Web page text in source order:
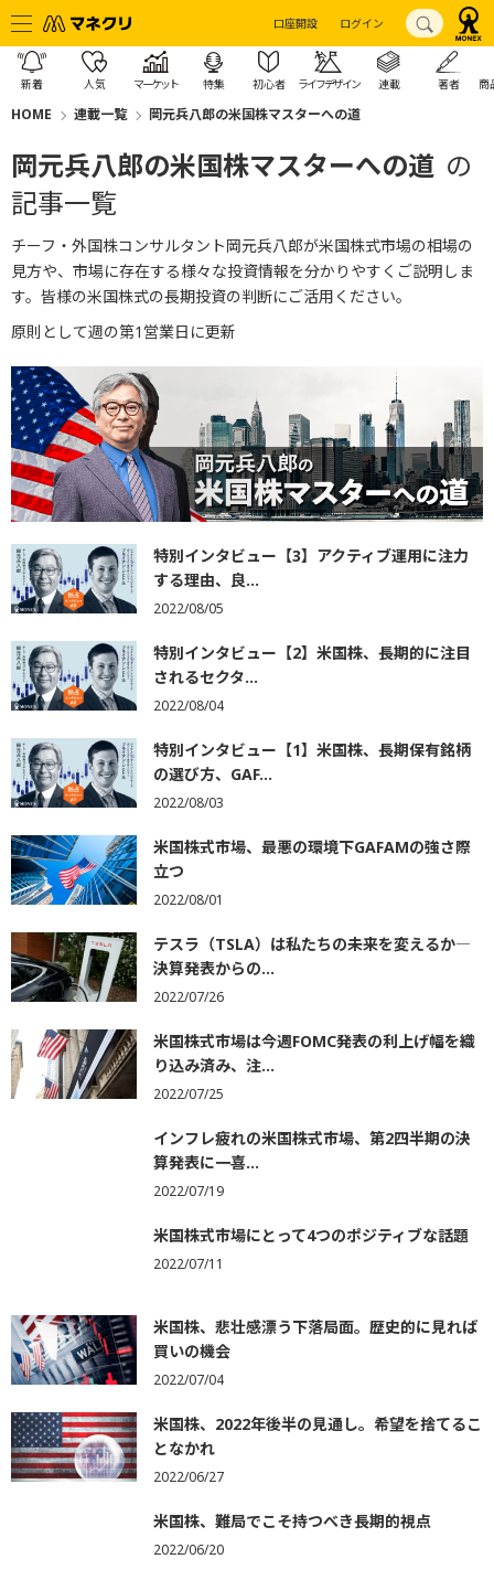
口座開設 ログイン
新着 人気 マーケット 特集 初心者 ライフデザイン 連載 著者 商
HOME 連載一覧 岡元兵八郎の米国株マスターへの道
岡元兵八郎の米国株マスターへの道 の
記事一覧
チーフ・ 外国株コンサルタント岡元兵八郎が米国株式市場の相場の
見方や、 市場に存在する様々な投資情報を分かりやすくご説明しま
す。 皆様の米国株式の長期投資の判断にご活用ください。
原則として週の第1営業日に更新
特別インタビュー【3】アクティブ運用に注力
する理由、良...
2022/08/05
特別インタビュー【2】米国株、長期的に注目
されるセクタ...
2022/08/04
特別インタビュー【1】米国株、長期保有銘柄
の選び方、GAF...
2022/08/03
米国株式市場、最悪の環境下GAFAMの強さ際
立つ
2022/08/01
テスラ（TSLA）は私たちの未来を変えるか―
決算発表からの...
2022/07/26
米国株式市場は今週FOMC発表の利上げ幅を織
り込み済み、注...
2022/07/25
インフレ疲れの米国株式市場、第2四半期の決
算発表に一喜...
2022/07/19
米国株式市場にとって4つのポジティブな話題
2022/07/11
米国株、悲壮感漂う下落局面。歴史的に見れば
買いの機会
2022/07/04
米国株、2022年後半の見通し。希望を捨てるこ
となかれ
2022/06/27
米国株、難局でこそ持つべき長期的視点
2022/06/20